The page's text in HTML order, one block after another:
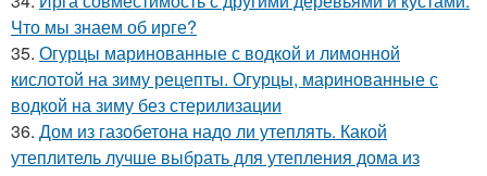
Что мы знаем об ирге?
35. Огурцы маринованные с водкой и лимонной
кислотой на зиму рецепты. Огурцы, маринованные с
водкой на зиму без стерилизации
36. Дом из газобетона надо ли утеплять. Какой
утеплитель лучше выбрать для утепления дома из